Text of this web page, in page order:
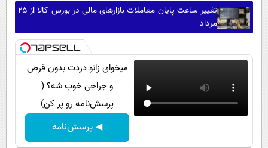
تغییر ساعت پایان معاملات بازارهای مالی در بورس کالا از ۲۵
مرداد
میخوای زانو دردت بدون قرص
و جراحی خوب شه؟ (
پرسش‌نامه رو پر کن)
◀ پرسش‌نامه